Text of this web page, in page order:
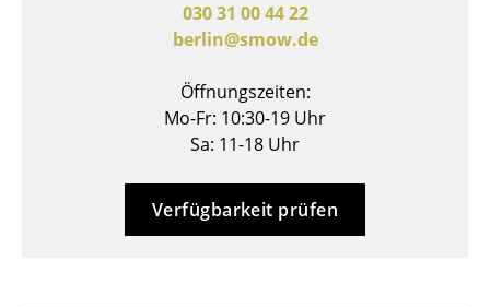
Bänke & Liegen
030 31 00 44 22
berlin@smow.de
Öffnungszeiten:
Mo-Fr: 10:30-19 Uhr
Sa: 11-18 Uhr
Verfügbarkeit prüfen